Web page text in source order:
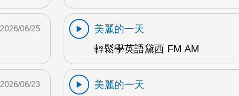
2026/06/25
美麗的一天
輕鬆學英語黛西 FM AM
2026/06/23
美麗的一天